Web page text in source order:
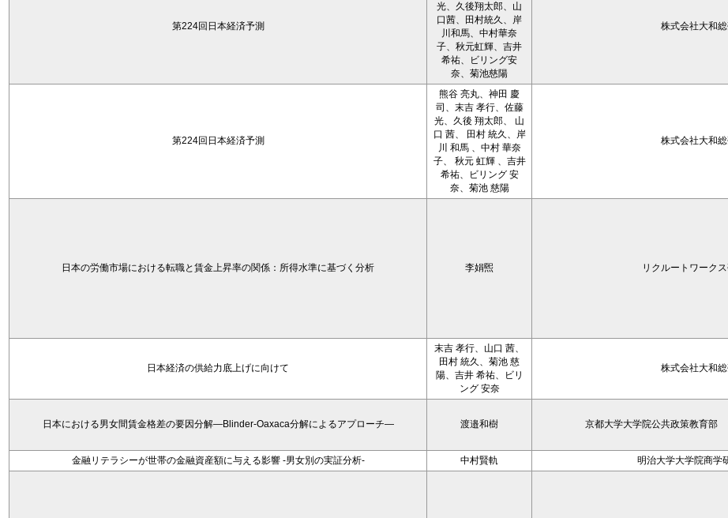
第224回日本経済予測
光、久後翔太郎、山
口茜、田村統久、岸
川和馬、中村華奈
子、秋元虹輝、吉井
希祐、ビリング安
奈、菊池慈陽
株式会社大和
第224回日本経済予測
熊谷 亮丸、神田 慶
司、末吉 孝行、佐藤
光、久後 翔太郎、 山
口 茜、 田村 統久、岸
川 和馬 、中村 華奈
子、 秋元 虹輝 、吉井
希祐、ビリング 安
奈、菊池 慈陽
株式会社大和
日本の労働市場における転職と賃金上昇率の関係：所得水準に基づく分析 李娟煕 リクルートワーク
日本経済の供給力底上げに向けて
末吉 孝行、山口 茜、
田村 統久、菊池 慈
陽、吉井 希祐、ビリ
ング 安奈
株式会社大和
日本における男女間賃金格差の要因分解―Blinder-Oaxaca分解によるアプローチ― 渡邉和樹 京都大学大学院公共政策教育部
金融リテラシーが世帯の金融資産額に与える影響 -男女別の実証分析-
中村賢軌 明治大学大学院商学